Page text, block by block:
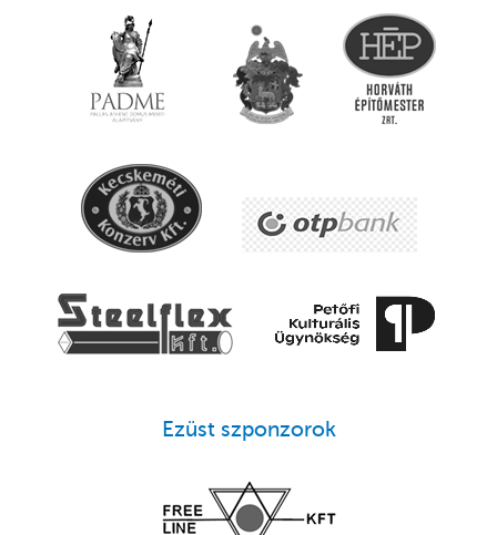
Ezüst szponzorok